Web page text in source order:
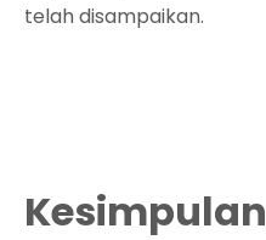
telah disampaikan.
Kesimpulan